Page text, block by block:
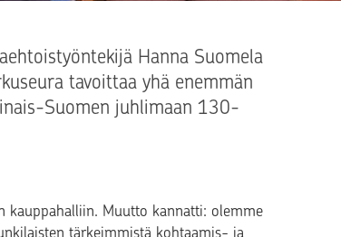
Hanna Suomela
tavoittaa yhä enemmän
Suomen juhlimaan 130-
kauppahalliin. Muutto kannatti: olemme
tärkeimmistä kohtaamis- ja